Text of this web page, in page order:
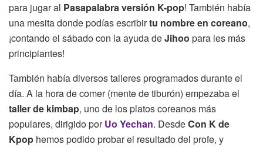
para jugar al Pasapalabra versión K-pop! También había
una mesita donde podías escribirtu nombre en coreano,
¡contando el sábado con la ayuda deJihoo para les más
principiantes!
También había diversos talleres programados durante el
día. A la hora de comer (mente de tiburón) empezaba el
taller de kimbap, uno de los platos coreanos más
populares, dirigido porUo Yechan. DesdeCon K de
Kpop hemos podido probar el resultado del profe, y